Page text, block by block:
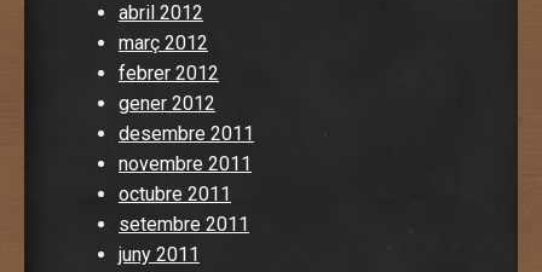
abril 2012
març 2012
febrer 2012
gener 2012
desembre 2011
novembre 2011
octubre 2011
setembre 2011
juny 2011